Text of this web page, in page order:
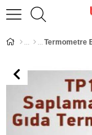
Termometre